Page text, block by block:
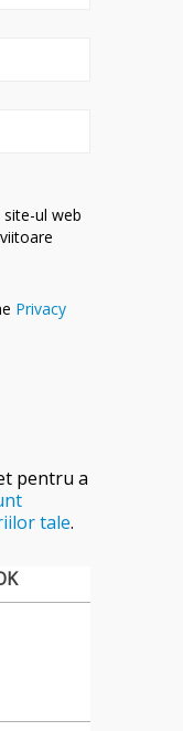
ul web
Privacy
pentru a
tale.